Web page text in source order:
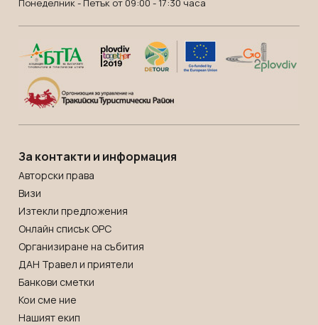
Понеделник - Петък от 09:00 - 17:30 часа
За контакти и информация
Авторски права
Визи
Изтекли предложения
Онлайн списък OРС
Организиране на събития
ДАН Травел и приятели
Банкови сметки
Кои сме ние
Нашият екип